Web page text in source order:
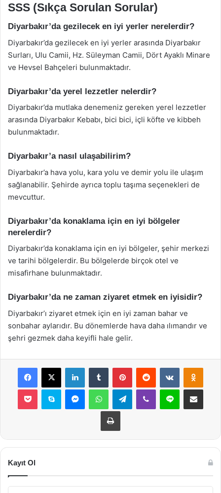
SSS (Sıkça Sorulan Sorular)
Diyarbakır’da gezilecek en iyi yerler nerelerdir?
Diyarbakır’da gezilecek en iyi yerler arasında Diyarbakır
Surları, Ulu Camii, Hz. Süleyman Camii, Dört Ayaklı Minare
ve Hevsel Bahçeleri bulunmaktadır.
Diyarbakır’da yerel lezzetler nelerdir?
Diyarbakır’da mutlaka denemeniz gereken yerel lezzetler
arasında Diyarbakır Kebabı, bici bici, içli köfte ve kibbeh
bulunmaktadır.
Diyarbakır’a nasıl ulaşabilirim?
Diyarbakır’a hava yolu, kara yolu ve demir yolu ile ulaşım
sağlanabilir. Şehirde ayrıca toplu taşıma seçenekleri de
mevcuttur.
Diyarbakır’da konaklama için en iyi bölgeler
nerelerdir?
Diyarbakır’da konaklama için en iyi bölgeler, şehir merkezi
ve tarihi bölgelerdir. Bu bölgelerde birçok otel ve
misafirhane bulunmaktadır.
Diyarbakır’da ne zaman ziyaret etmek en iyisidir?
Diyarbakır’ı ziyaret etmek için en iyi zaman bahar ve
sonbahar aylarıdır. Bu dönemlerde hava daha ılımandır ve
şehri gezmek daha keyifli hale gelir.
Facebook
X LinkedInTumblr PinterestReddit VKontakte
Pocket Skype MessengerWhatsAppTelegramViber Line E-Posta ile
Yazdır
Kayıt Ol